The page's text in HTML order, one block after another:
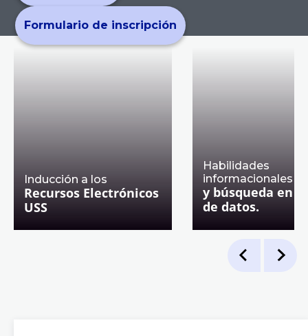
Formulario de inscripción
Inducción a los
Recursos Electrónicos
USS
Habilidades
informacionales
y búsqueda en
de datos.